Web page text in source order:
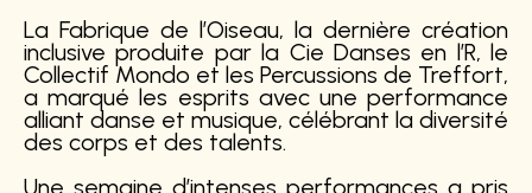
La Fabrique de l’Oiseau, la dernière création
inclusive produite par la Cie Danses en l’R, le
Collectif Mondo et les Percussions de Treffort,
a marqué les esprits avec une performance
alliant danse et musique, célébrant la diversité
des corps et des talents.
Une semaine d’intenses performances a pris